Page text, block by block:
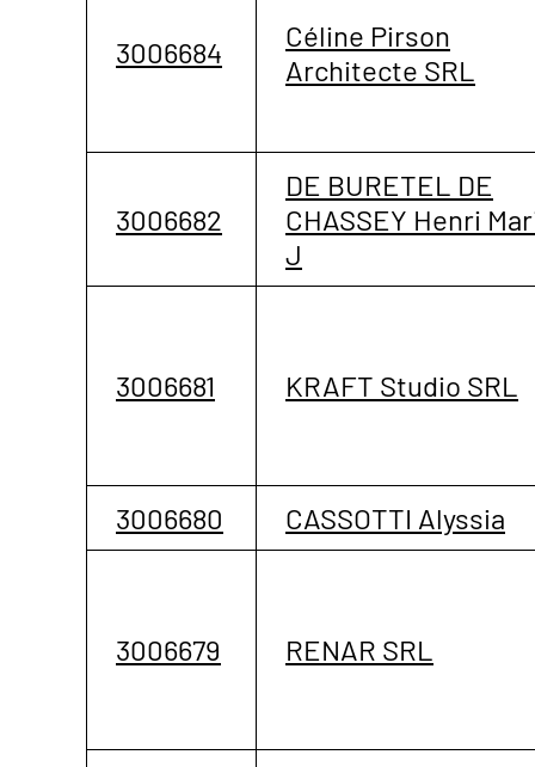
3006684
Céline Pirson
Architecte SRL
3006682
DE BURETEL DE
CHASSEY Henri
J
3006681 KRAFT Studio SRL
3006680 CASSOTTI Alyssia
3006679 RENAR SRL